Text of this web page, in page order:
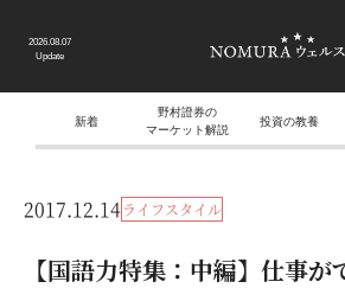
2026.08.07
Update
新着
野村證券の
マーケット解説
投資の教養
2017.12.14ライフスタイル
【国語力特集：中編】仕事